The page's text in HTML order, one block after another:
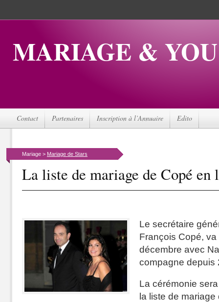
MARIAGE & YOU
Contact Partenaires Inscription à l’Annuaire Edito
Mariage > Mariage de Stars
La liste de mariage de Copé en
Le secrétaire
François Copé,
décembre avec
compagne depuis
La cérémonie
la liste de